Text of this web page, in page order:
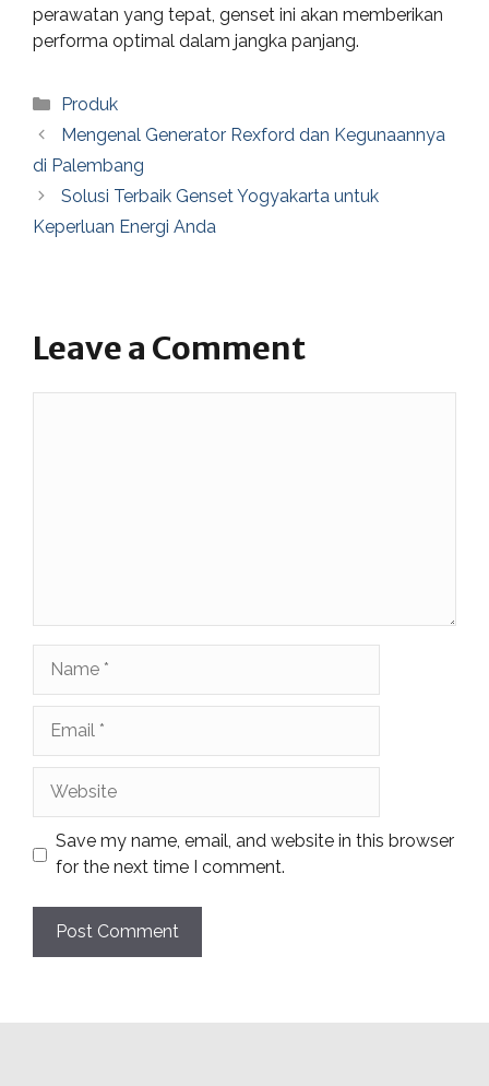
perawatan yang tepat, genset ini akan memberikan
performa optimal dalam jangka panjang.
Categories
Produk
Mengenal Generator Rexford dan Kegunaannya
di Palembang
Solusi Terbaik Genset Yogyakarta untuk
Keperluan Energi Anda
Leave a Comment
Save my name, email, and website in this browser
for the next time I comment.